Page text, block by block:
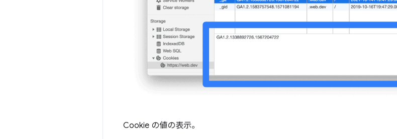
Cookie の値の表示。